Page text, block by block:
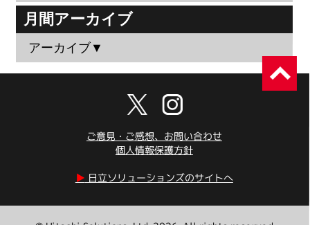
月間アーカイブ
アーカイブ▼
ご意見・ご感想、お問い合わせ
個人情報保護方針
▶︎ 日立ソリューションズのサイトへ